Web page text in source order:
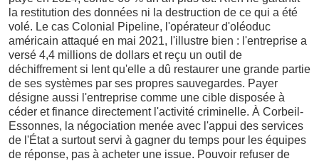
la restitution des données ni la destruction de ce qui a été
volé. Le cas Colonial Pipeline, l'opérateur d'oléoduc
américain attaqué en mai 2021, l'illustre bien : l'entreprise a
versé 4,4 millions de dollars et reçu un outil de
déchiffrement si lent qu'elle a dû restaurer une grande partie
de ses systèmes par ses propres sauvegardes. Payer
désigne aussi l'entreprise comme une cible disposée à
céder et finance directement l'activité criminelle. À Corbeil-
Essonnes, la négociation menée avec l'appui des services
de l'État a surtout servi à gagner du temps pour les équipes
de réponse, pas à acheter une issue. Pouvoir refuser de